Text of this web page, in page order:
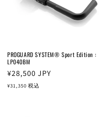
PROGUARD SYSTEM® Sport Edition :
LP040BM
通
常
¥28,500 JPY
¥31,350 税込